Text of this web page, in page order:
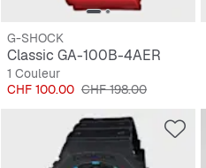
G-SHOCK
Classic GA-100B-4AER
1 Couleur
Prix
CHF 100.00 Prix original
CHF 198.00